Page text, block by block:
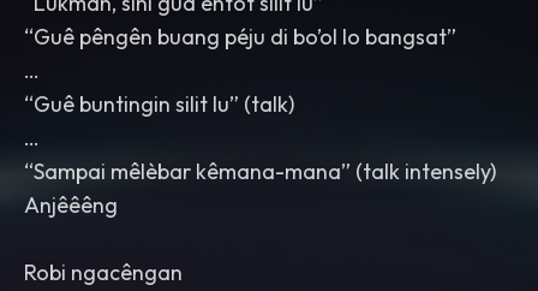
“Guê pêngên buang péju di bo’ol lo bangsat”
…
“Guê buntingin silit lu” (talk)
…
“Sampai mêlèbar kêmana-mana” (talk intensely)
Anjêêêng
Robi ngacêngan